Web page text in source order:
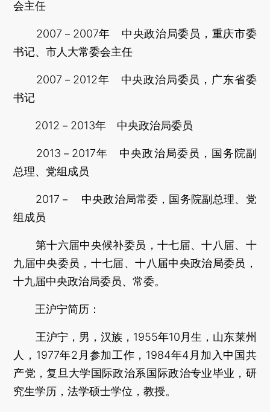
会主任
2007－2007年 中央政治局委员，重庆市委
书记、市人大常委会主任
2007－2012年 中央政治局委员，广东省委
书记
2012－2013年 中央政治局委员
2013－2017年 中央政治局委员，国务院副
总理、党组成员
2017－ 中央政治局常委，国务院副总理、党
组成员
第十六届中央候补委员，十七届、十八届、十
九届中央委员，十七届、十八届中央政治局委员，
十九届中央政治局委员、常委。
王沪宁简历：
王沪宁，男，汉族，1955年10月生，山东莱州
人，1977年2月参加工作，1984年4月加入中国共
产党，复旦大学国际政治系国际政治专业毕业，研
究生学历，法学硕士学位，教授。